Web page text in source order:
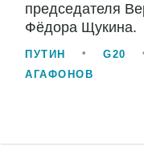
председателя
Фёдора Щукина.
ПУТИН G20
АГАФОНОВ